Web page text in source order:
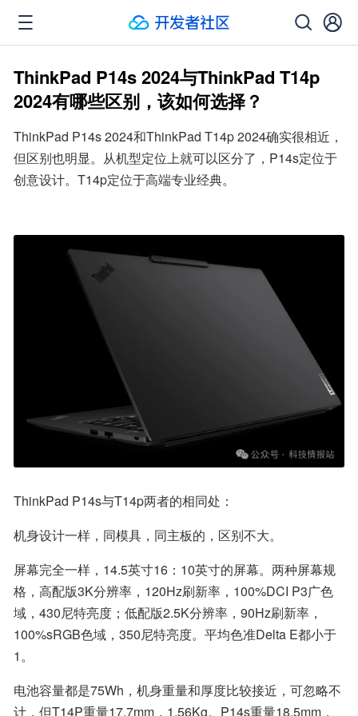
ThinkPad P14s 2024与ThinkPad T14p
2024有哪些区别，该如何选择？
ThinkPad P14s 2024和ThinkPad T14p 2024确实很相近，
但区别也明显。从机型定位上就可以区分了，P14s定位于
创意设计。T14p定位于高端专业经典。
ThinkPad P14s与T14p两者的相同处：
机身设计一样，同模具，同主板的，区别不大。
屏幕完全一样，14.5英寸16：10英寸的屏幕。两种屏幕规
格，高配版3K分辨率，120Hz刷新率，100%DCI P3广色
域，430尼特亮度；低配版2.5K分辨率，90Hz刷新率，
100%sRGB色域，350尼特亮度。平均色准Delta E都小于
1。
电池容量都是75Wh，机身重量和厚度比较接近，可忽略不
计，但T14P重量17.7mm，1.56Kg。P14s重量18.5mm，